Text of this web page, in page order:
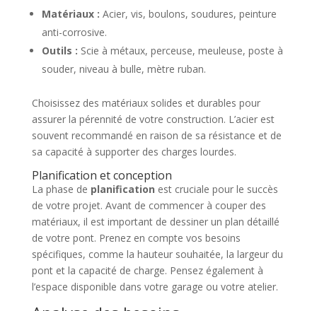
Matériaux : Acier, vis, boulons, soudures, peinture
anti-corrosive.
Outils : Scie à métaux, perceuse, meuleuse, poste à
souder, niveau à bulle, mètre ruban.
Choisissez des matériaux solides et durables pour
assurer la pérennité de votre construction. L’acier est
souvent recommandé en raison de sa résistance et de
sa capacité à supporter des charges lourdes.
Planification et conception
La phase de planification est cruciale pour le succès
de votre projet. Avant de commencer à couper des
matériaux, il est important de dessiner un plan détaillé
de votre pont. Prenez en compte vos besoins
spécifiques, comme la hauteur souhaitée, la largeur du
pont et la capacité de charge. Pensez également à
l’espace disponible dans votre garage ou votre atelier.